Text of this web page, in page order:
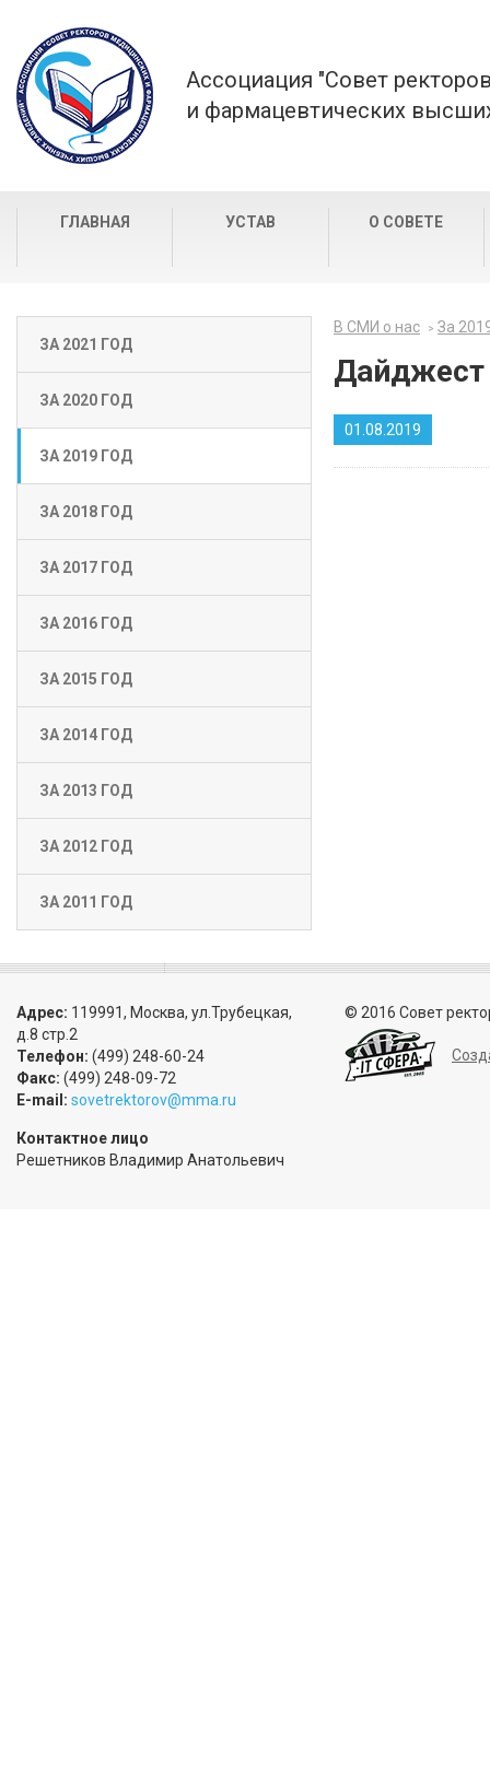
Ассоциация "Совет
и фармацевтических
ГЛАВНАЯ УСТАВ О СОВЕТЕ
ЗА 2021 ГОД
ЗА 2020 ГОД
ЗА 2019 ГОД
ЗА 2018 ГОД
ЗА 2017 ГОД
ЗА 2016 ГОД
ЗА 2015 ГОД
ЗА 2014 ГОД
ЗА 2013 ГОД
ЗА 2012 ГОД
ЗА 2011 ГОД
В СМИ о нас За
Дайджест
01.08.2019
Адрес: 119991, Москва, ул.Трубецкая,
д.8 стр.2
Телефон: (499) 248-60-24
Факс: (499) 248-09-72
E-mail: sovetrektorov@mma.ru
Контактное лицо
Решетников Владимир Анатольевич
© 2016 Совет